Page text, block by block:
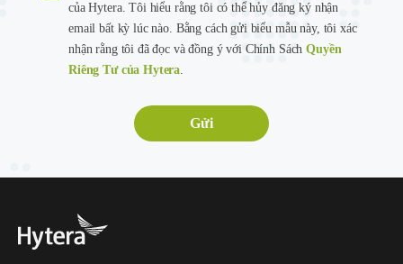
của Hytera. Tôi hiểu rằng tôi có thể hủy đăng ký nhận
email bất kỳ lúc nào. Bằng cách gửi biểu mẫu này, tôi xác
nhận rằng tôi đã đọc và đồng ý với Chính SáchQuyền
Riêng Tư của Hytera.